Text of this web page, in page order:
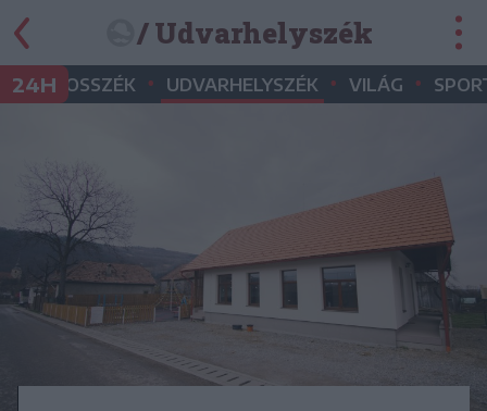
/ Udvarhelyszék
24H
• MAROSSZÉK • UDVARHELYSZÉK • VILÁG •